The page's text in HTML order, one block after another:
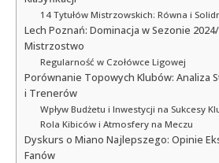
14 Tytułów Mistrzowskich: Równa i
Lech Poznań: Dominacja w Sezonie
Mistrzostwo
Regularność w Czołówce Ligowej
Porównanie Topowych Klubów: Analiza
i Trenerów
Wpływ Budżetu i Inwestycji na Sukcesy
Rola Kibiców i Atmosfery na Meczu
Dyskurs o Miano Najlepszego: Opinie
Fanów